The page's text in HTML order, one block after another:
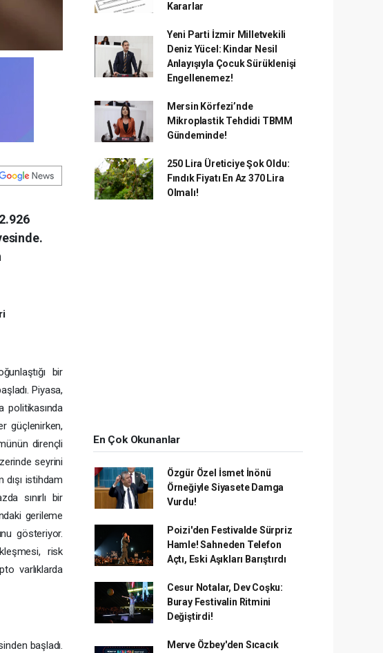
bir
Piyasa,
politikasında
güçlenirken,
dirençli
seyrini
istihdam
sınırlı bir
gerileme
gösteriyor.
risk
varlıklarda
başladı.
Kararlar
Yeni Parti İzmir Milletvekili
Deniz Yücel: Kindar Nesil
Anlayışıyla Çocuk Sürüklenişi
Engellenemez!
Mersin Körfezi’nde
Mikroplastik Tehdidi TBMM
Gündeminde!
250 Lira Üreticiye Şok Oldu:
Fındık Fiyatı En Az 370 Lira
Olmalı!
En Çok Okunanlar
Özgür Özel İsmet İnönü
Örneğiyle Siyasete Damga
Vurdu!
Poizi'den Festivalde Sürpriz
Hamle! Sahneden Telefon
Açtı, Eski Aşıkları Barıştırdı
Cesur Notalar, Dev Coşku:
Buray Festivalin Ritmini
Değiştirdi!
Merve Özbey'den Sıcacık